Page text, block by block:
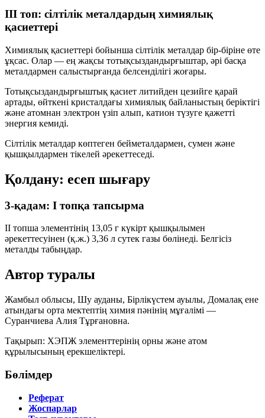
III топ: сілтілік металдардың химиялық
қасиеттері
Химиялық қасиеттері бойынша сілтілік металдар бір-біріне өте
ұқсас. Олар — ең жақсы тотықсыздандырғыштар, әрі басқа
металдармен салыстырғанда белсенділігі жоғары.
Тотықсыздандырғыштық қасиет литийден цезийге қарай
артады, өйткені кристалдағы химиялық байланыстың беріктігі
және атомнан электрон үзіп алып, катион түзуге қажетті
энергия кемиді.
Сілтілік металдар көптеген бейметалдармен, сумен және
қышқылдармен тікелей әрекеттеседі.
Қолдану: есеп шығару
3-қадам: I топқа тапсырма
II топша элементінің 13,05 г күкірт қышқылымен
әрекеттесуінен (қ.ж.) 3,36 л сутек газы бөлінеді. Белгісіз
металды табыңдар.
Автор туралы
Жамбыл облысы, Шу ауданы, Бірлікүстем ауылы, Домалақ ене
атындағы орта мектептің химия пәнінің мұғалімі —
Суранчиева Алия Тұрғановна.
Тақырып: ХЭПЖ элементтерінің орны және атом
құрылысының ерекшеліктері.
Бөлімдер
Реферат
Жоспарлар